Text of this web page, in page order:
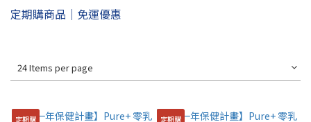
定期購商品｜免運優惠
24 Items per page
定期購 定期購